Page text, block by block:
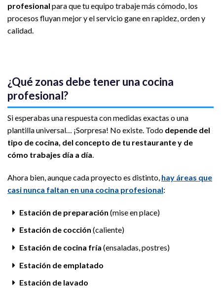
profesional para que tu equipo trabaje más cómodo, los
procesos fluyan mejor y el servicio gane en rapidez, orden y
calidad.
¿Qué zonas debe tener una cocina
profesional?
Si esperabas una respuesta con medidas exactas o una
plantilla universal… ¡Sorpresa! No existe. Todo depende del
tipo de cocina, del concepto de tu restaurante y de
cómo trabajes día a día.
Ahora bien, aunque cada proyecto es distinto, hay áreas que
casi nunca faltan en una cocina profesional:
Estación de preparación (mise en place)
Estación de cocción (caliente)
Estación de cocina fría (ensaladas, postres)
Estación de emplatado
Estación de lavado